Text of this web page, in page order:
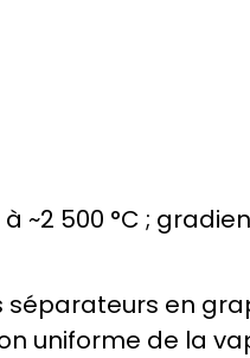
~2 500 °C ;
séparateurs en
uniforme de la